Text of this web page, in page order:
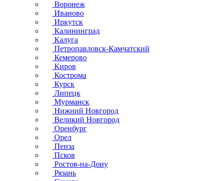
Воронеж
Иваново
Иркутск
Калининград
Калуга
Петропавловск-Камчатский
Кемерово
Киров
Кострома
Курск
Липецк
Мурманск
Нижний Новгород
Великий Новгород
Оренбург
Орел
Пенза
Псков
Ростов-на-Дону
Рязань